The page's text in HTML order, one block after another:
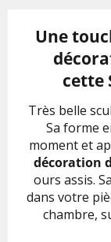
Une
cette
Très belle
Sa forme
moment et
décoration
ours assis.
dans votre
chambre,